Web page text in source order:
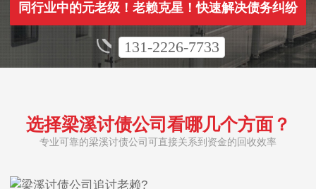
同行业中的元老级！老赖克星！快速解决债务纠纷
131-2226-7733
选择梁溪讨债公司看哪几个方面？
专业可靠的梁溪讨债公司可直接关系到资金的回收效率